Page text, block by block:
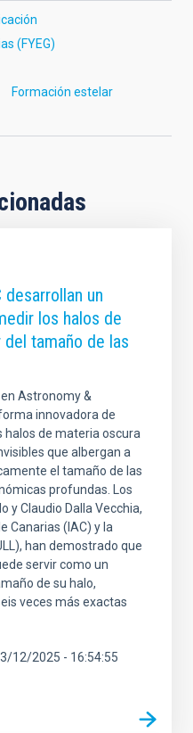
(FYEG)
Formación estelar
un
los halos de
tamaño de las
Astronomy &
innovadora de
de materia oscura
que albergan a
el tamaño de las
profundas. Los
y Claudio Dalla Vecchia,
Canarias (IAC) y la
han demostrado que
servir como un
de su halo,
veces más exactas
12/2025 - 16:54:55